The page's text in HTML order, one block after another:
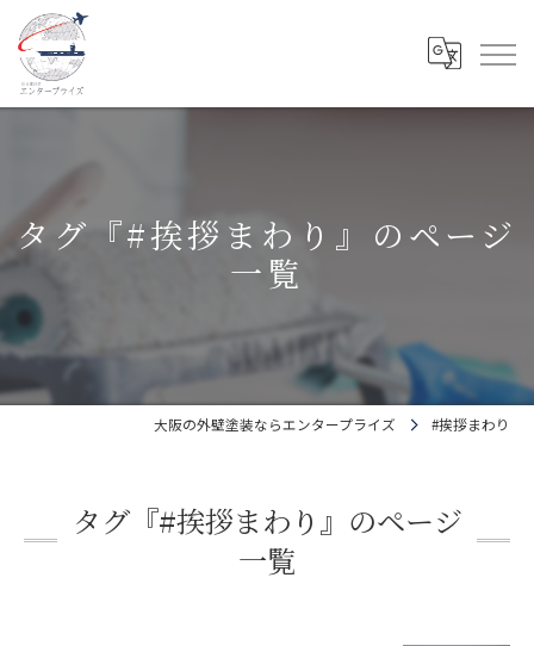
タグ『#挨拶まわり』のページ
一覧
大阪の外壁塗装ならエンタープライズ #挨拶まわり
タグ『#挨拶まわり』のページ
一覧